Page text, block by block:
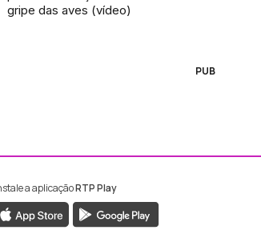
gripe das aves (vídeo)
PUB
Madeira
RTP Madeira
a aplicaçãoRTP Play